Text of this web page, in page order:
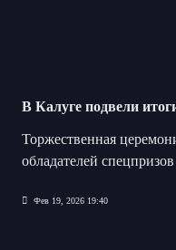
В Калуге подвели
Торжественная
обладателей
Фев 19, 2026 19:40